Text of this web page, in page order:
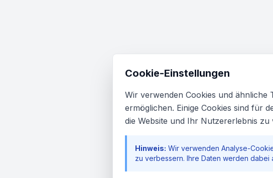
Cookie-Einstellungen
Wir verwenden Cookies und ähnliche
ermöglichen. Einige Cookies sind für
die Website und Ihr Nutzererlebnis zu
Hinweis: Wir verwenden Analyse-
zu verbessern. Ihre Daten werden dabei